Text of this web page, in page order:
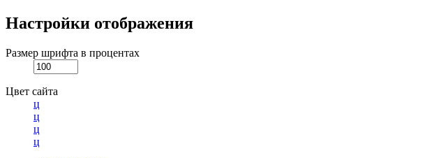
Настройки отображения
Размер шрифта в процентах
Цвет сайта
ц
ц
ц
ц